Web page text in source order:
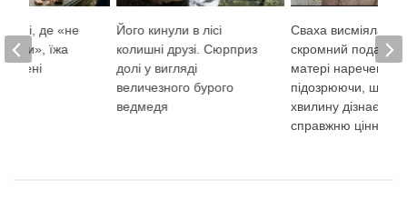
Його кинули в лісі
колишні друзі. Сюрприз
долі у вигляді
величезного бурого
ведмедя
Сваха висміяла
скромний
матері нареченої,
підозрюючи, що за
хвилину
справжню цінність.
де «не
їжа
лічені